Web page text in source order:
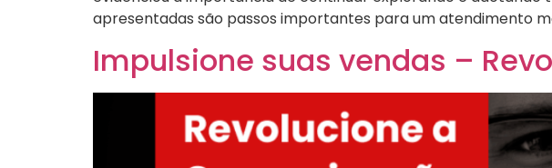
apresentadas são passos importantes para um atendimento
Impulsione suas vendas –